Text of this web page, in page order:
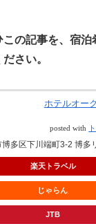
の記事を、宿
さい。
ホテルオー
posted with
多区下川端町3-2 博多
楽天トラベル
じゃらん
JTB